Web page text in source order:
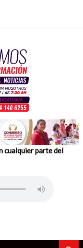
cualquier parte del